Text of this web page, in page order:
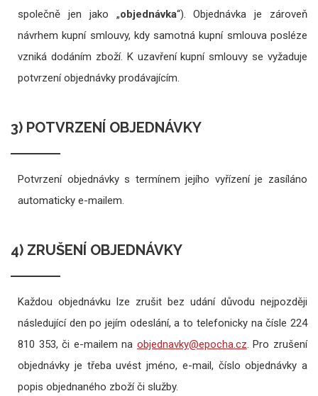
společně jen jako „objednávka“). Objednávka je zároveň
návrhem kupní smlouvy, kdy samotná kupní smlouva posléze
vzniká dodáním zboží. K uzavření kupní smlouvy se vyžaduje
potvrzení objednávky prodávajícím.
3) POTVRZENÍ OBJEDNÁVKY
Potvrzení objednávky s termínem jejího vyřízení je zasíláno
automaticky e-mailem.
4) ZRUŠENÍ OBJEDNÁVKY
Každou objednávku lze zrušit bez udání důvodu nejpozději
následující den po jejím odeslání, a to telefonicky na čísle 224
810 353, či e-mailem na
. Pro zrušení
objednávky je třeba uvést jméno, e-mail, číslo objednávky a
popis objednaného zboží či služby.